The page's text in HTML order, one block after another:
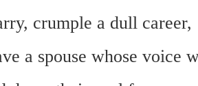
crumple a dull career,
a spouse whose voice